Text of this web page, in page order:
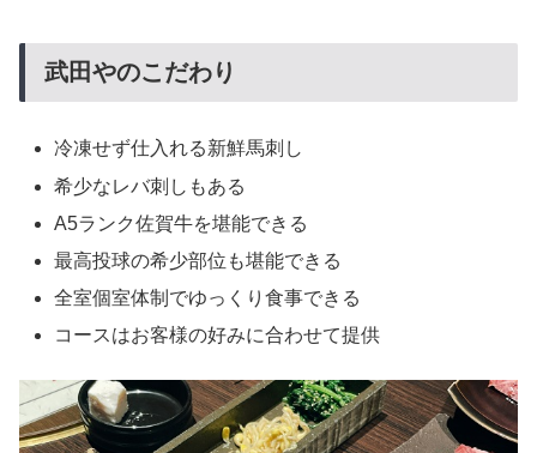
武田やのこだわり
冷凍せず仕入れる新鮮馬刺し
希少なレバ刺しもある
A5ランク佐賀牛を堪能できる
最高投球の希少部位も堪能できる
全室個室体制でゆっくり食事できる
コースはお客様の好みに合わせて提供